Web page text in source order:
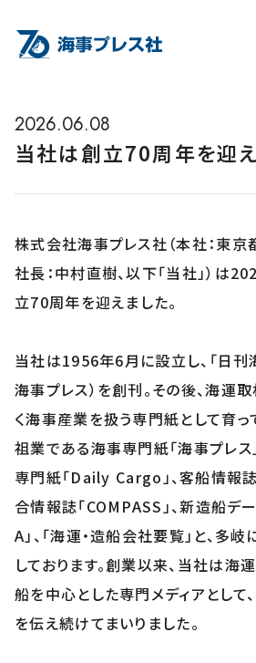
2026.06.08
当社は創立70周年を迎
株式会社海事プレス社（本社：東京
社長：中村直樹、以下「当社」）は
立70周年を迎えました。
当社は1956年6月に設立し、「日刊
海事プレス）を創刊。その後、海運
く海事産業を扱う専門紙として育っ
祖業である海事専門紙「海事プレス
専門紙「Daily Cargo」、客船情報誌
合情報誌「COMPASS」、新造船デ
A」、「海運・造船会社要覧」と、多
しております。創業以来、当社は海
船を中心とした専門メディアとして
を伝え続けてまいりました。